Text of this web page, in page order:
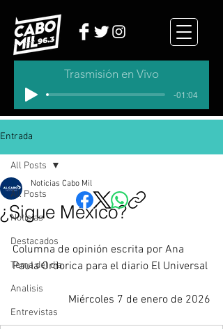
Trasmisión en Vivo
-01:04
Entrada
All Posts
Noticias
Destacados
Tema del dia
Analisis
Entrevistas
All Posts
¿Sigue México?
Noticias Cabo Mil
Columna de opinión escrita por Ana
Paula Ordorica para el diario El Universal
Miércoles 7 de enero de 2026